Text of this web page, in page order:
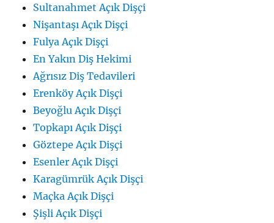
Sultanahmet Açık Dişçi
Nişantaşı Açık Dişçi
Fulya Açık Dişçi
En Yakın Diş Hekimi
Ağrısız Diş Tedavileri
Erenköy Açık Dişçi
Beyoğlu Açık Dişçi
Topkapı Açık Dişçi
Göztepe Açık Dişçi
Esenler Açık Dişçi
Karagümrük Açık Dişçi
Maçka Açık Dişçi
Şişli Açık Dişçi